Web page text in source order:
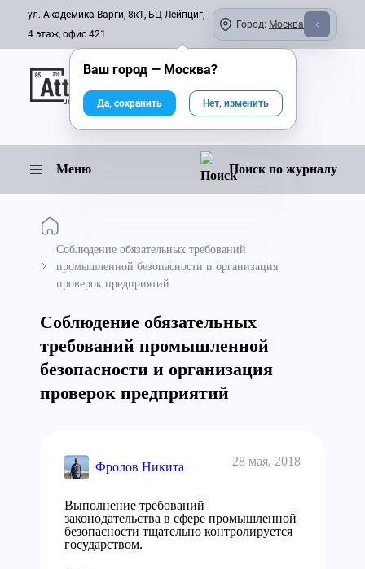
ул. Академика Варги, 8к1, БЦ Лейпциг,
4 этаж, офис 421
Город: Москва
Онлайн-журнал
Меню Поиск по журналу
Соблюдение обязательных требований
промышленной безопасности и организация
проверок предприятий
Соблюдение обязательных
требований промышленной
безопасности и организация
проверок предприятий
Фролов Никита 28 мая, 2018
Выполнение требований
законодательства в сфере промышленной
безопасности тщательно контролируется
государством.
Ваш город — Москва?
Да, сохранить Нет, изменить